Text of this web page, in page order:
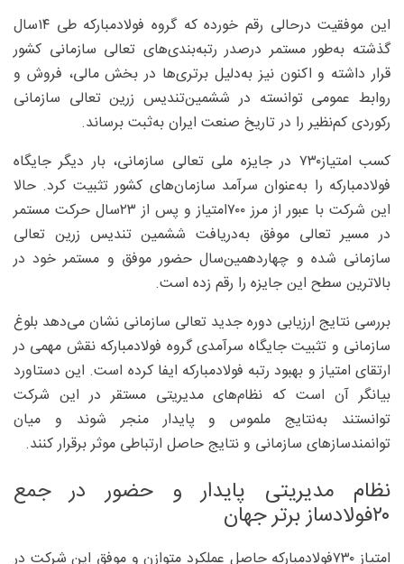
این موفقیت درحالی رقم خورده که گروه فولادمبارکه طی ۱۴سال
گذشته به‌طور مستمر درصدر رتبه‌بندی‌های تعالی سازمانی کشور
قرار داشته و اکنون نیز به‌دلیل برتری‌ها در بخش مالی، فروش و
روابط عمومی توانسته در ششمین‌تندیس زرین تعالی سازمانی
رکوردی کم‌نظیر را در تاریخ صنعت ایران به‌ثبت برساند.
کسب امتیاز۷۳۰ در جایزه ملی تعالی سازمانی، بار دیگر جایگاه
فولادمبارکه را به‌عنوان سرآمد سازمان‌های کشور تثبیت کرد. حالا
این شرکت با عبور از مرز ۷۰۰امتیاز و پس از ۲۳سال حرکت مستمر
در مسیر تعالی موفق به‌دریافت ششمین تندیس زرین تعالی
سازمانی شده و چهاردهمین‌سال حضور موفق و مستمر خود در
بالاترین سطح این جایزه را رقم زده است.
بررسی نتایج ارزیابی دوره جدید تعالی سازمانی نشان می‌دهد بلوغ
سازمانی و تثبیت جایگاه سرآمدی گروه فولادمبارکه نقش مهمی در
ارتقای امتیاز و بهبود رتبه فولادمبارکه ایفا کرده است. این دستاورد
بیانگر آن است که نظام‌های مدیریتی مستقر در این شرکت
توانستند به‌نتایج ملموس و پایدار منجر شوند و میان
توانمندسازهای سازمانی و نتایج حاصل ارتباطی موثر برقرار کنند.
نظام مدیریتی پایدار و حضور در جمع
۲۰فولادساز برتر جهان
امتیاز ۷۳۰فولادمبارکه حاصل عملکرد متوازن و موفق این شرکت در